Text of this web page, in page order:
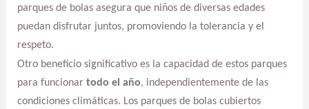
parques de bolas asegura que niños de diversas edades
puedan disfrutar juntos, promoviendo la tolerancia y el
respeto.
Otro beneficio significativo es la capacidad de estos parques
para funcionar todo el año, independientemente de las
condiciones climáticas. Los parques de bolas cubiertos